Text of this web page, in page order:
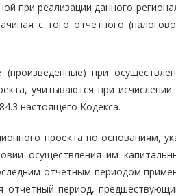
при реализации данного
с того отчетного
при
учитываются при
настоящего Кодекса.
проекта по основаниям,
осуществления им
отчетным периодом
отчетный период,